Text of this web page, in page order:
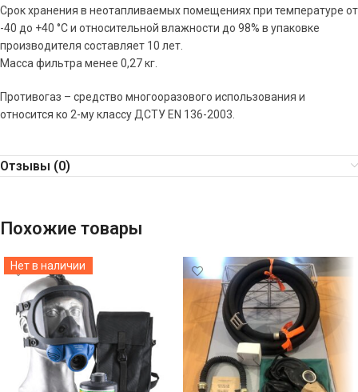
Срок хранения в неотапливаемых помещениях при температуре от
-40 до +40 °С и относительной влажности до 98% в упаковке
производителя составляет 10 лет.
Масса фильтра менее 0,27 кг.
Противогаз – средство многооразового использования и
относится ко 2-му классу ДСТУ EN 136-2003.
Отзывы (0)
Похожие товары
Нет в наличии